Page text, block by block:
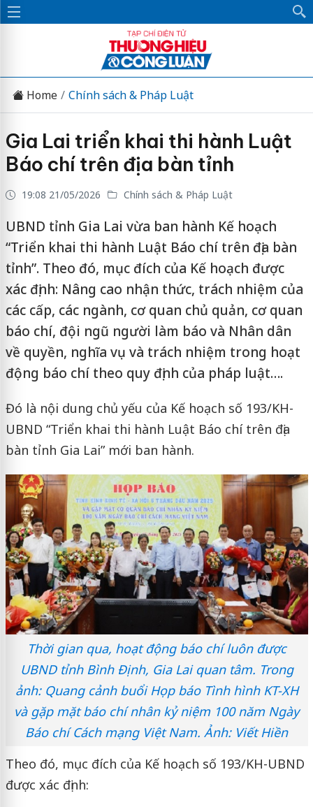
Home Chính sách & Pháp Luật
Gia Lai triển khai thi hành Luật
Báo chí trên địa bàn tỉnh
19:08 21/05/2026 Chính sách & Pháp Luật
UBND tỉnh Gia Lai vừa ban hành Kế hoạch
“Triển khai thi hành Luật Báo chí trên địa bàn
tỉnh”. Theo đó, mục đích của Kế hoạch được
xác định: Nâng cao nhận thức, trách nhiệm của
các cấp, các ngành, cơ quan chủ quản, cơ quan
báo chí, đội ngũ người làm báo và Nhân dân
về quyền, nghĩa vụ và trách nhiệm trong hoạt
động báo chí theo quy định của pháp luật….
Đó là nội dung chủ yếu của Kế hoạch số 193/KH-
UBND “Triển khai thi hành Luật Báo chí trên địa
bàn tỉnh Gia Lai” mới ban hành.
Thời gian qua, hoạt động báo chí luôn được
UBND tỉnh Bình Định, Gia Lai quan tâm. Trong
ảnh: Quang cảnh buổi Họp báo Tình hình KT-XH
và gặp mặt báo chí nhân kỷ niệm 100 năm Ngày
Báo chí Cách mạng Việt Nam. Ảnh: Viết Hiền
Theo đó, mục đích của Kế hoạch số 193/KH-UBND
được xác định: